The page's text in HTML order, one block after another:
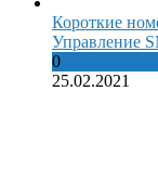
Короткие
Управление
0
25.02.2021